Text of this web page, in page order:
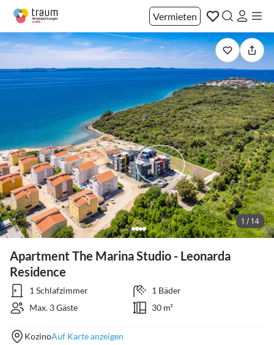
Vermieten
1 / 14
Apartment The Marina Studio - Leonarda
Residence
1 Schlafzimmer
1 Bäder
Max. 3 Gäste
30 m²
KozinoAuf Karte anzeigen